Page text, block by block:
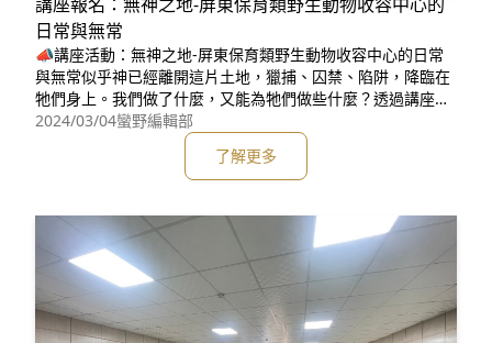
日常與無常
📣講座活動：無神之地-屏東保育類野生動物收容中心的日常
與無常似乎神已經離開這片土地，獵捕、囚禁、陷阱，降臨在
牠們身上。我們做了什麼，又能為牠們做些什麼？透過講座，
讓陪伴這些動物10年的照養員，向你訴說這些故事🌟講座免費
報名參加🐬地點：台灣白海豚媽祖宮(彰化縣鹿港鎮中山路102
號)⏰時間：3/16(六)14:00-15:30🥰對象：國小3年級-成人🐯
講者：郭佳雯 研究員曾任職屏科收容中心10年，為《
2024/03/04蠻野編輯部
了解更多